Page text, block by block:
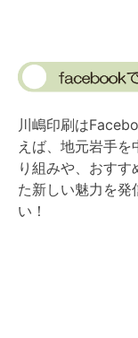
川嶋印刷は
えば、地元岩手
り組みや、おす
た新しい魅力を発
い！